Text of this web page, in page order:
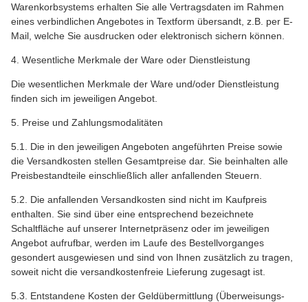
Warenkorbsystems erhalten Sie alle Vertragsdaten im Rahmen
eines verbindlichen Angebotes in Textform übersandt, z.B. per E-
Mail, welche Sie ausdrucken oder elektronisch sichern können.
4. Wesentliche Merkmale der Ware oder Dienstleistung
Die wesentlichen Merkmale der Ware und/oder Dienstleistung
finden sich im jeweiligen Angebot.
5. Preise und Zahlungsmodalitäten
5.1. Die in den jeweiligen Angeboten angeführten Preise sowie
die Versandkosten stellen Gesamtpreise dar. Sie beinhalten alle
Preisbestandteile einschließlich aller anfallenden Steuern.
5.2. Die anfallenden Versandkosten sind nicht im Kaufpreis
enthalten. Sie sind über eine entsprechend bezeichnete
Schaltfläche auf unserer Internetpräsenz oder im jeweiligen
Angebot aufrufbar, werden im Laufe des Bestellvorganges
gesondert ausgewiesen und sind von Ihnen zusätzlich zu tragen,
soweit nicht die versandkostenfreie Lieferung zugesagt ist.
5.3. Entstandene Kosten der Geldübermittlung (Überweisungs-